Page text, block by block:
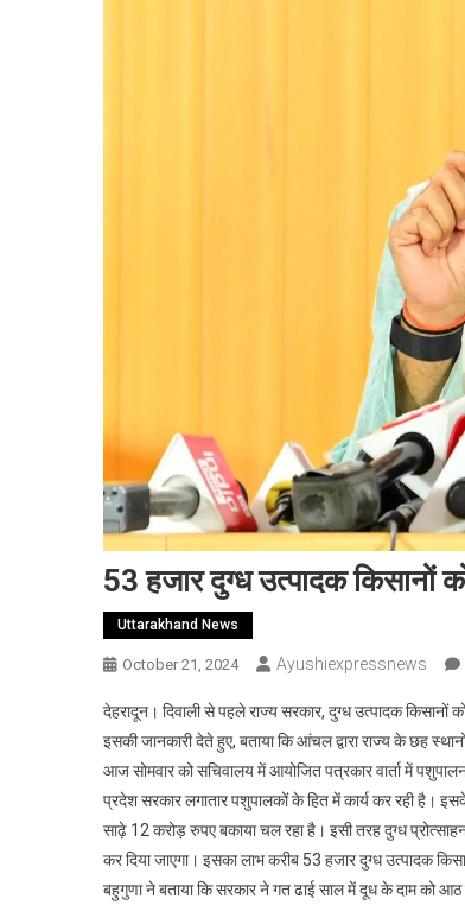
53 हजार दुग्ध उत्पादक किसानों
Uttarakhand News
October 21, 2024 Ayushiexpressnews
देहरादून। दिवाली से पहले राज्य सरकार, दुग्ध उत्पादक
इसकी जानकारी देते हुए, बताया कि आंचल द्वारा राज्य के छह
आज सोमवार को सचिवालय में आयोजित पत्रकार वार्ता में
प्रदेश सरकार लगातार पशुपालकों के हित में कार्य कर रही है।
साढ़े 12 करोड़ रुपए बकाया चल रहा है। इसी तरह दुग्ध
कर दिया जाएगा। इसका लाभ करीब 53 हजार दुग्ध उत्पादक
बहुगुणा ने बताया कि सरकार ने गत ढाई साल में दूध के दाम को